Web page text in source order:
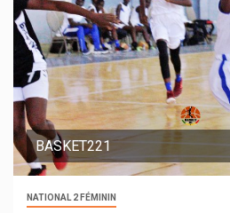
BASKET221
NATIONAL 2 FÉMININ